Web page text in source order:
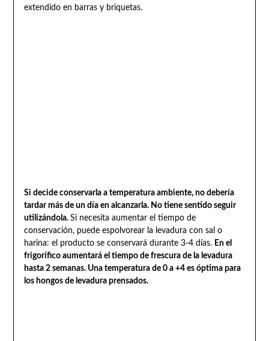
extendido en barras y briquetas.
Si decide conservarla a temperatura ambiente, no debería
tardar más de un día en alcanzarla. No tiene sentido seguir
utilizándola. Si necesita aumentar el tiempo de
conservación, puede espolvorear la levadura con sal o
harina: el producto se conservará durante 3-4 días. En el
frigorífico aumentará el tiempo de frescura de la levadura
hasta 2 semanas. Una temperatura de 0 a +4 es óptima para
los hongos de levadura prensados.